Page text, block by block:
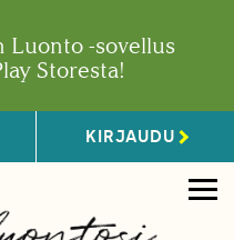
Luonto -sovellus
Storesta!
KIRJAUDU